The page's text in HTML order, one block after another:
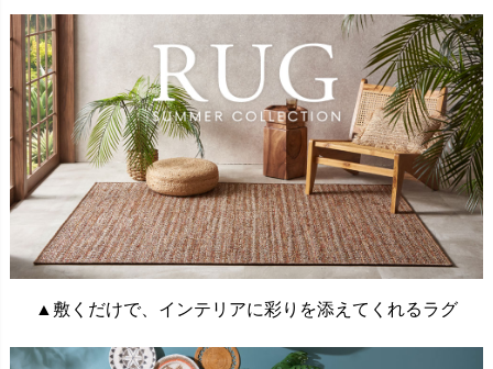
▲敷くだけで、インテリアに彩りを添えてくれるラグ